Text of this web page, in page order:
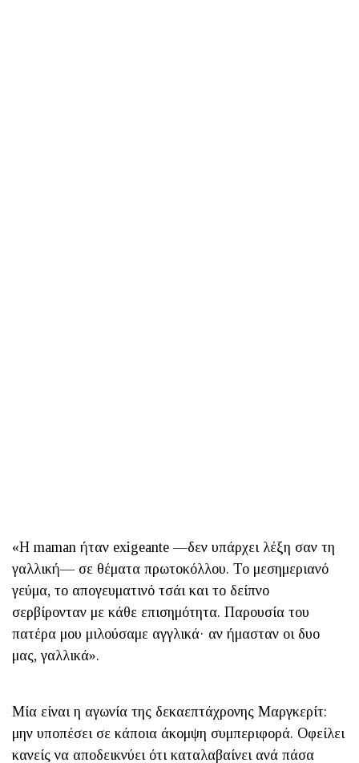
«Η maman ήταν exigeante —δεν υπάρχει λέξη σαν τη
γαλλική— σε θέματα πρωτοκόλλου. Το μεσημεριανό
γεύμα, το απογευματινό τσάι και το δείπνο
σερβίρονταν με κάθε επισημότητα. Παρουσία του
πατέρα μου μιλούσαμε αγγλικά· αν ήμασταν οι δυο
μας, γαλλικά».
Μία είναι η αγωνία της δεκαεπτάχρονης Μαργκερίτ:
μην υποπέσει σε κάποια άκομψη συμπεριφορά. Οφείλει
κανείς να αποδεικνύει ότι καταλαβαίνει ανά πάσα